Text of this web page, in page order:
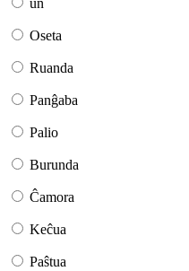
un
Oseta
Ruanda
Panĝaba
Palio
Burunda
Ĉamora
Keĉua
Paŝtua